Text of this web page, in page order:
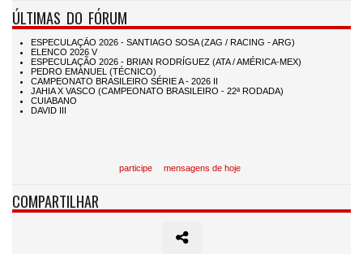
ÚLTIMAS DO FÓRUM
participe mensagens de hoje
COMPARTILHAR